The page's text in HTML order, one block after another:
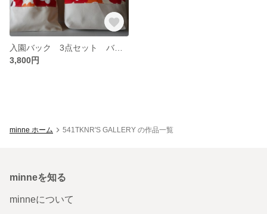
入園バック 3点セット バラ売り可 ハンドメイド レッスンバック 上靴入れ コップ入れ 体操着袋 靴袋 シューズケース 絵本バッグ ①
3,800円
minne ホーム 541TKNR'S GALLERY の作品一覧
minneを知る
minneについて